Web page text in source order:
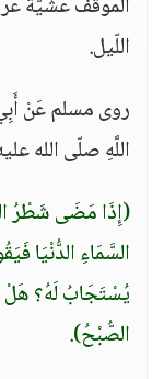
الموقف عشيّة
اللّيل.
روى مسلم عَنْ
اللَّهِ صلّى الله
(إِذَا مَضَى شَطْرُ
السَّمَاءِ
يُسْتَجَابُ لَهُ؟ هَلْ
الصُّبْحُ).